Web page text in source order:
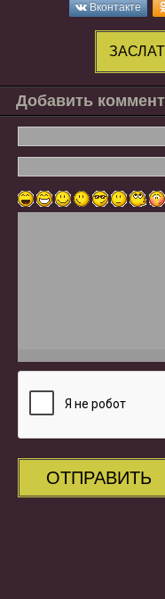
Вконтакте
Добавить
ОТПРАВИТЬ